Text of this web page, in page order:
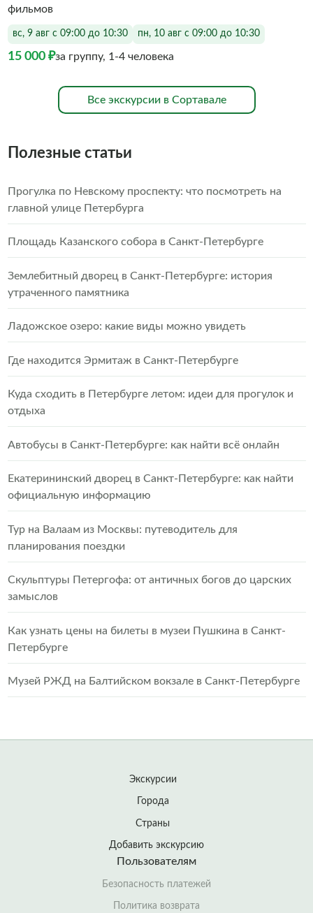
фильмов
вс, 9 авг с 09:00 до 10:30 пн, 10 авг с 09:00 до 10:30
15 000 ₽за группу, 1-4 человека
Все экскурсии в Сортавале
Полезные статьи
Прогулка по Невскому проспекту: что посмотреть на
главной улице Петербурга
Площадь Казанского собора в Санкт-Петербурге
Землебитный дворец в Санкт-Петербурге: история
утраченного памятника
Ладожское озеро: какие виды можно увидеть
Где находится Эрмитаж в Санкт-Петербурге
Куда сходить в Петербурге летом: идеи для прогулок и
отдыха
Автобусы в Санкт-Петербурге: как найти всё онлайн
Екатерининский дворец в Санкт-Петербурге: как найти
официальную информацию
Тур на Валаам из Москвы: путеводитель для
планирования поездки
Скульптуры Петергофа: от античных богов до царских
замыслов
Как узнать цены на билеты в музеи Пушкина в Санкт-
Петербурге
Музей РЖД на Балтийском вокзале в Санкт-Петербурге
Экскурсии
Города
Страны
Добавить экскурсию
Пользователям
Безопасность платежей
Политика возврата